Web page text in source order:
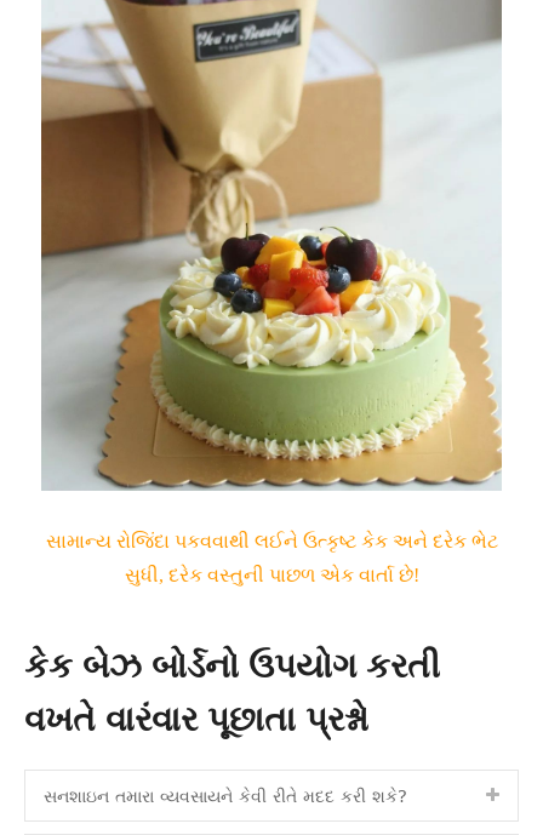
સામાન્ય રોજિંદા પકવવાથી લઈને ઉત્કૃષ્ટ કેક અને દરેક ભેટ
સુધી, દરેક વસ્તુની પાછળ એક વાર્તા છે!
કેક બેઝ બોર્ડનો ઉપયોગ કરતી
વખતે વારંવાર પૂછાતા પ્રશ્નો
સનશાઇન તમારા વ્યવસાયને કેવી રીતે મદદ કરી શકે?